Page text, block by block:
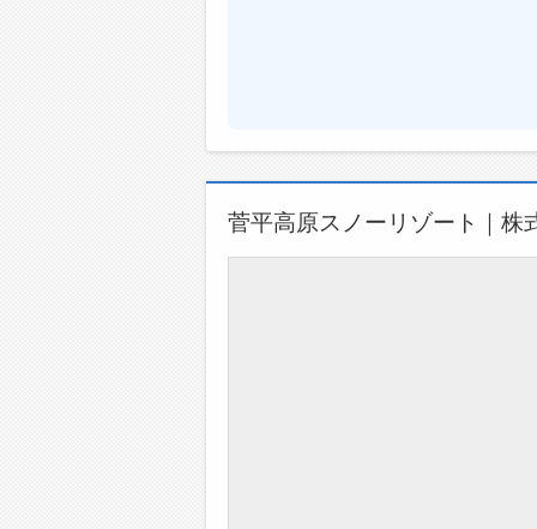
菅平高原スノーリゾート｜株